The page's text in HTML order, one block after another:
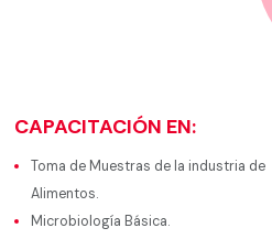
CAPACITACIÓN EN:
Toma de Muestras de la industria de
Alimentos.
Microbiología Básica.